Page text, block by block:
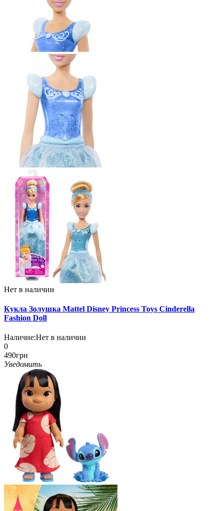
Нет в наличии
Кукла Золушка Mattel Disney Princess Toys Cinderella
Fashion Doll
Наличие:Нет в наличии
0
490грн
Уведомить